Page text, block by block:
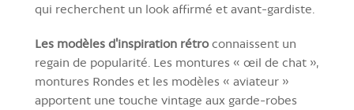
qui recherchent un look affirmé et avant-gardiste.
Les modèles d'inspiration rétroconnaissent un
regain de popularité. Les montures « œil de chat »,
montures Rondes et les modèles « aviateur »
apportent une touche vintage aux garde-robes